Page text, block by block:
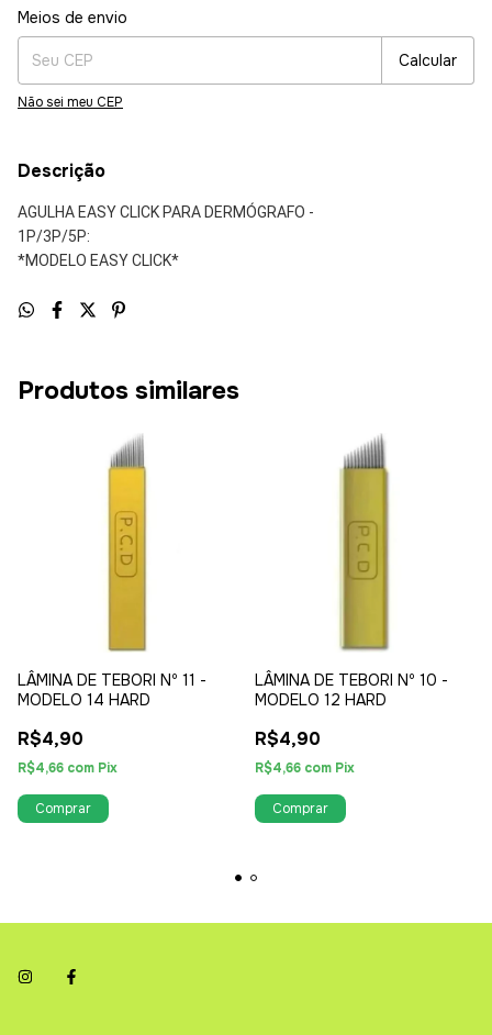
Entregas para o CEP:
Meios de envio
Calcular
Não sei meu CEP
Descrição
AGULHA EASY CLICK PARA DERMÓGRAFO -
1P/3P/5P:
*MODELO EASY CLICK*
Produtos similares
LÂMINA DE TEBORI Nº 11 -
MODELO 14 HARD
R$4,90
R$4,66 com Pix
LÂMINA DE TEBORI Nº 10 -
MODELO 12 HARD
R$4,90
R$4,66 com Pix